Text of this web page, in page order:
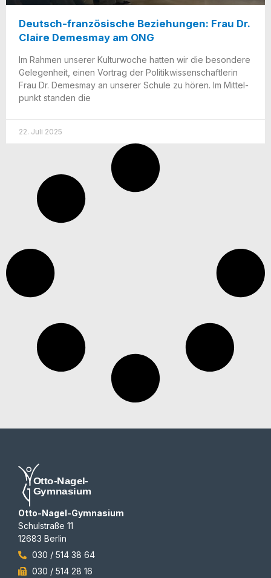
Deutsch-französische Beziehungen: Frau Dr.
Claire Demesmay am ONG
Im Rah­men unse­rer Kul­tur­wo­che hat­ten wir die beson­de­re
Gele­gen­heit, einen Vor­trag der Poli­tik­wis­sen­schaft­le­rin
Frau Dr. Demes­may an unse­rer Schu­le zu hören. Im Mit­tel­
punkt stan­den die
22. Juli 2025
Otto-Nagel-Gymnasium
Schulstraße 11
12683 Berlin
030 / 514 38 64
030 / 514 28 16